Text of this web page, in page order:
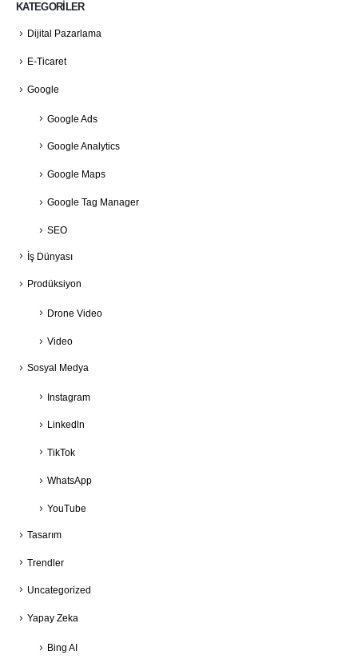
KATEGORILER
Dijital Pazarlama
E-Ticaret
Google
Google Ads
Google Analytics
Google Maps
Google Tag Manager
SEO
İş Dünyası
Prodüksiyon
Drone Video
Video
Sosyal Medya
Instagram
Linkedln
TikTok
WhatsApp
YouTube
Tasarım
Trendler
Uncategorized
Yapay Zeka
Bing AI